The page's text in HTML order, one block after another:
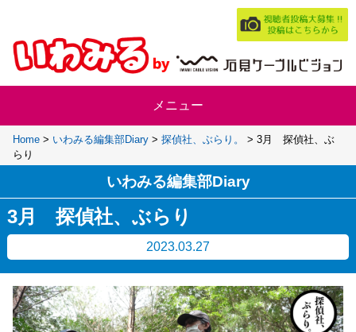
Home > いわみる編集部Diary > 探偵社、ぶらり。 > 3月 探偵社、ぶ
らり
いわみる編集部Diary
3月 探偵社、ぶらり
2023.03.27